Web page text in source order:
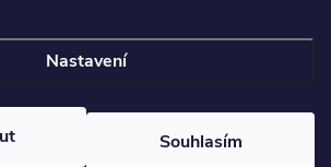
Nastavení
Souhlasím
- Vše pro práci a řemeslo
Privacy policy